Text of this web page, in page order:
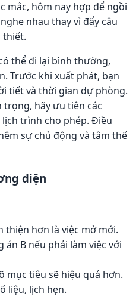
mắc, hôm nay hợp để ngồi
nhau thay vì đẩy câu
thiết.
thể đi lại bình thường,
Trước khi xuất phát, bạn
tiết và thời gian dự phòng.
hãy ưu tiên các
trình cho phép. Điều
sự chủ động và tâm thế
diện
thiện hơn là việc mở mới.
án B nếu phải làm việc với
mục tiêu sẽ hiệu quả hơn.
liệu, lịch hẹn.